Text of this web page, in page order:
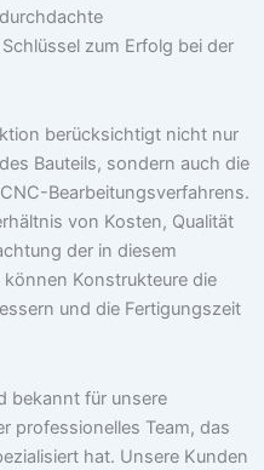
zum Erfolg bei der
berücksichtigt nicht nur
Bauteils, sondern auch die
Bearbeitungsverfahrens.
von Kosten, Qualität
der in diesem
Konstrukteure die
und die Fertigungszeit
bekannt für unsere
professionelles Team, das
hat. Unsere Kunden